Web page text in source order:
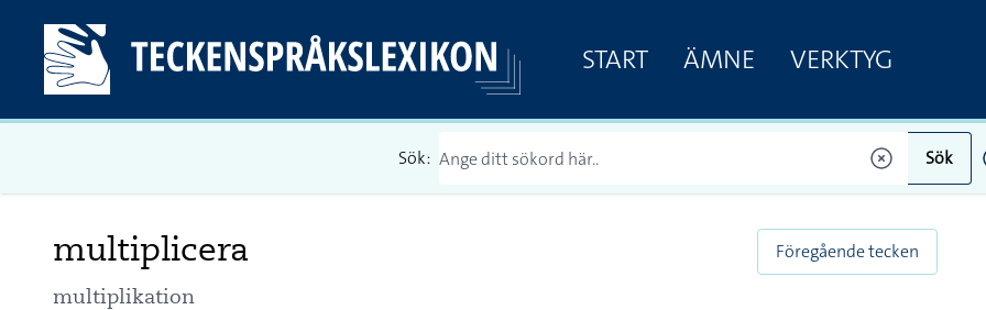
START ÄMNE VERKTYG
Sök: Sök
multiplicera
multiplikation
Föregående tecken